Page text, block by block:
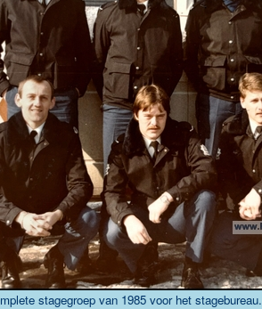
stagegroep van 1985 voor het stagebureau.